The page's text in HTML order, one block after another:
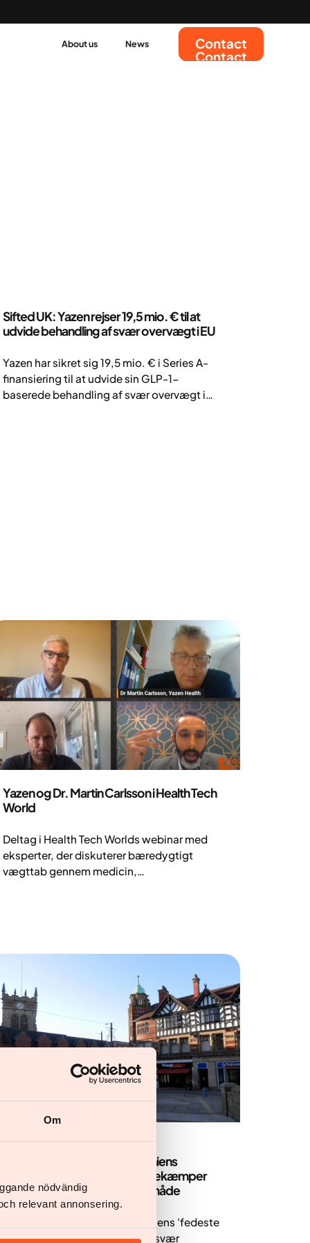
Om
nödvändig
relevant annonsering.
About us News
Contact
Contact
Sifted UK: Yazen rejser 19,5 mio. € til at
udvide behandling af svær overvægt i EU
Yazen har sikret sig 19,5 mio. € i Series A-
finansiering til at udvide sin GLP-1-
baserede behandling af svær overvægt i
Yazen og Dr. Martin Carlsson i Health Tech
World
Deltag i Health Tech Worlds webinar med
eksperter, der diskuterer bæredygtigt
vægttab gennem medicin,
Wigan udnævnt til Storbritanniens
'fedeste by' – Yazen Health bekæmper
svær overvægt på en sikker måde
Wigan udnævnt til Storbritanniens 'fedeste
by' – Yazen Health bekæmper svær